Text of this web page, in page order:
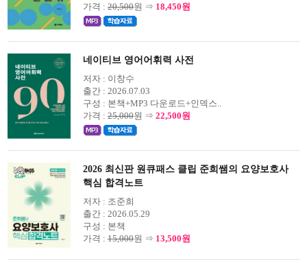
가격 : 20,500원 ⇒ 18,450원
네이티브 영어어휘력 사전
저자 : 이창수
출간 : 2026.07.03
구성 : 본책+MP3 다운로드+인덱스..
가격 : 25,000원 ⇒ 22,500원
2026 최신판 원큐패스 클립 준희쌤의 요양보호사
핵심 합격노트
저자 : 조준희
출간 : 2026.05.29
구성 : 본책
가격 : 15,000원 ⇒ 13,500원